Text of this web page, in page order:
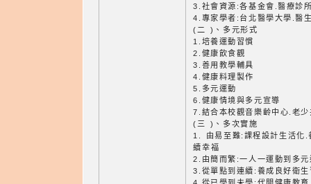
3.社會資源:各基金會.醫療診
4.專家學者:台北醫學大學.醫
(二 )、多元形式
1.培養運動習慣
2.健康飲食觀
3.善用教學輔具
4.健康料理製作
5.多元運動
6.健康情境與多元宣導
7.結合本校觀音樂齡中心.老
(三 )、多次實施
1. 由易至難:課程設計生活化.
續幸福
2.由簡而繁:一人一運動到多
3.從單點到連續:養成良好衛